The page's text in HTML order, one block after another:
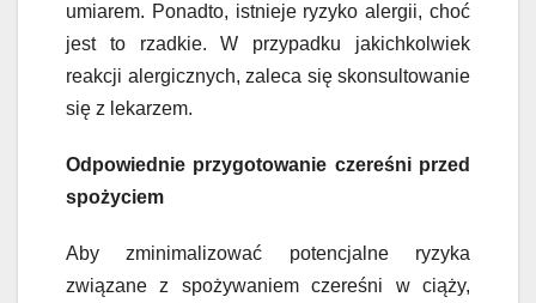
umiarem. Ponadto, istnieje ryzyko alergii, choć
jest to rzadkie. W przypadku jakichkolwiek
reakcji alergicznych, zaleca się skonsultowanie
się z lekarzem.
Odpowiednie przygotowanie czereśni przed
spożyciem
Aby zminimalizować potencjalne ryzyka
związane z spożywaniem czereśni w ciąży,